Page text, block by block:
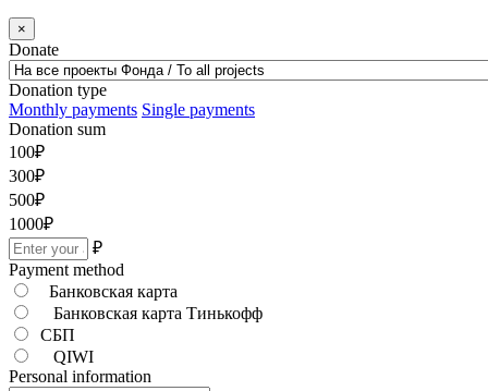
×
Donate
Donation type
Monthly payments Single payments
Donation sum
100₽
300₽
500₽
1000₽
₽
Payment method
Банковская карта
Банковская карта Тинькофф
СБП
QIWI
Personal information